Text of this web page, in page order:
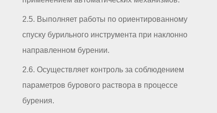
2.5. Выполняет работы по ориентированному
спуску бурильного инструмента при наклонно
направленном бурении.
2.6. Осуществляет контроль за соблюдением
параметров бурового раствора в процессе
бурения.